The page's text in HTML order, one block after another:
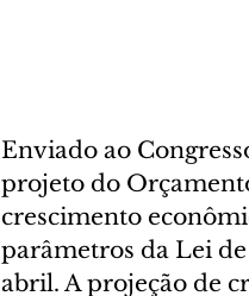
Enviado ao
projeto do
crescimento
parâmetros da Lei
abril. A projeção de